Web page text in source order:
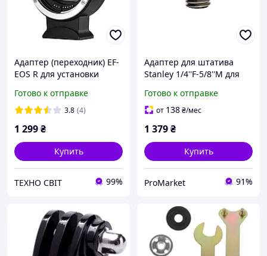
Адаптер (переходник) EF-
EOS R для установки
EF-S на фотоаппарат
Canon RF
Готово к отправке
3.8 (4)
1 299₴
Купить
ТЕХНО СВІТ 99%
Адаптер для штатива
Stanley 1/4''F-5/8''M для
2 см, переходник для
установки на треногу
Готово к отправке
от 138₴/мес
1 379₴
Купить
ProMarket 91%